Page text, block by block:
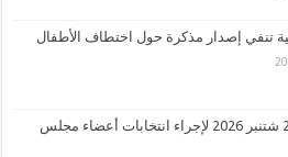
تنفي إصدار مذكرة حول اختطاف الأطفال
تحديد يوم 23 شتنبر 2026 لإجراء انتخابات أعضاء مجلس